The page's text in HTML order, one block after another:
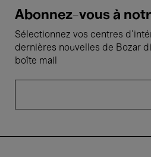
Abonnez-vous à
Sélectionnez vos centres
dernières nouvelles de Bozar
boîte mail